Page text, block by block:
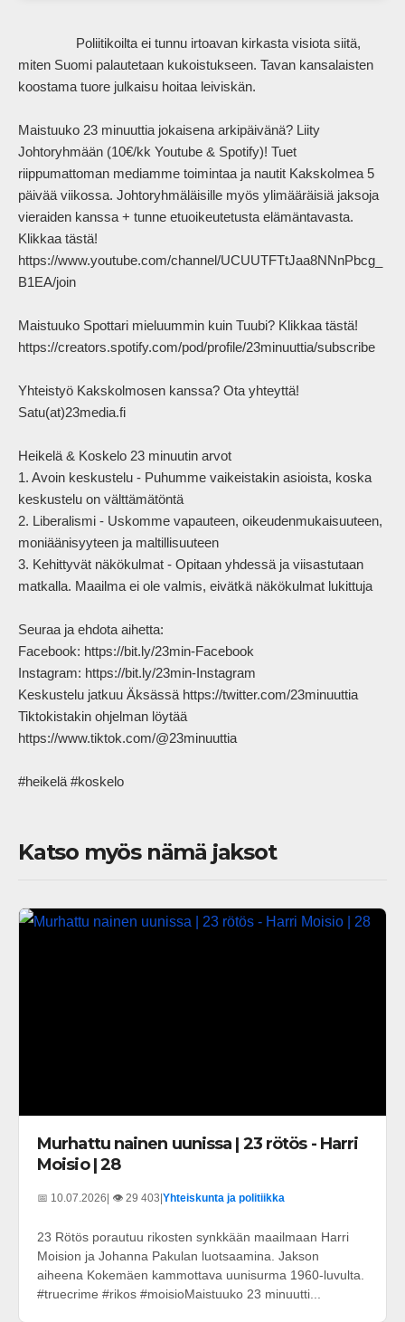
miten Suomi palautetaan kukoistukseen. Tavan kansalaisten
koostama tuore julkaisu hoitaa leiviskän.
Maistuuko 23 minuuttia jokaisena arkipäivänä? Liity
Johtoryhmään (10€/kk Youtube & Spotify)! Tuet
riippumattoman mediamme toimintaa ja nautit Kakskolmea 5
päivää viikossa. Johtoryhmäläisille myös ylimääräisiä jaksoja
vieraiden kanssa + tunne etuoikeutetusta elämäntavasta.
Klikkaa tästä!
https://www.youtube.com/channel/UCUUTFTtJaa8NNnPbcg_
B1EA/join
Maistuuko Spottari mieluummin kuin Tuubi? Klikkaa tästä!
https://creators.spotify.com/pod/profile/23minuuttia/subscribe
Yhteistyö Kakskolmosen kanssa? Ota yhteyttä!
Satu(at)23media.fi
Heikelä & Koskelo 23 minuutin arvot
1. Avoin keskustelu - Puhumme vaikeistakin asioista, koska
keskustelu on välttämätöntä
2. Liberalismi - Uskomme vapauteen, oikeudenmukaisuuteen,
moniäänisyyteen ja maltillisuuteen
3. Kehittyvät näkökulmat - Opitaan yhdessä ja viisastutaan
matkalla. Maailma ei ole valmis, eivätkä näkökulmat lukittuja
Seuraa ja ehdota aihetta:
Facebook: https://bit.ly/23min-Facebook
Instagram: https://bit.ly/23min-Instagram
Keskustelu jatkuu Äksässä https://twitter.com/23minuuttia
Tiktokistakin ohjelman löytää
https://www.tiktok.com/@23minuuttia
#heikelä #koskelo
Katso myös nämä jaksot
Murhattu nainen uunissa | 23 rötös - Harri
Moisio | 28
📅 10.07.2026| 👁️ 29 403|Yhteiskunta ja politiikka
23 Rötös porautuu rikosten synkkään maailmaan Harri
Moision ja Johanna Pakulan luotsaamina. Jakson
aiheena Kokemäen kammottava uunisurma 1960-luvulta.
#truecrime #rikos #moisioMaistuuko 23 minuutti...